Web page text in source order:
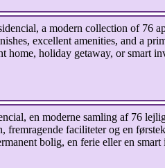
a modern collection of 76
excellent amenities, and a
home, holiday getaway, or smart
en moderne samling af 76
fremragende faciliteter og en
bolig, en ferie eller en